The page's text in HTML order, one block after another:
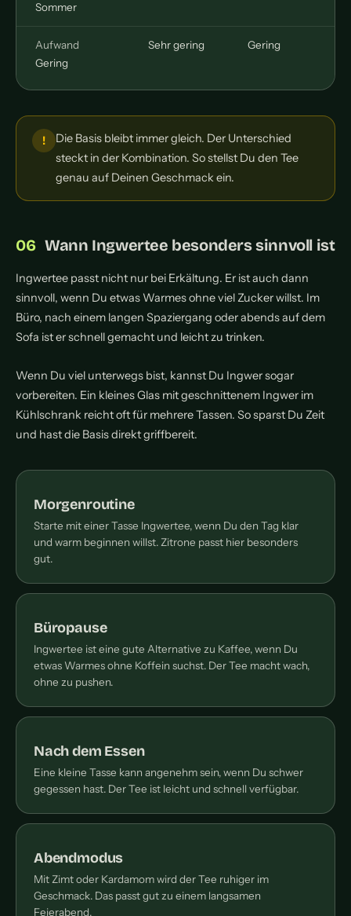
Sommer
Aufwand Sehr gering Gering
Gering
Die Basis bleibt immer gleich. Der Unterschied
steckt in der Kombination. So stellst Du den Tee
genau auf Deinen Geschmack ein.
Wann Ingwertee besonders sinnvoll ist
Ingwertee passt nicht nur bei Erkältung. Er ist auch dann
sinnvoll, wenn Du etwas Warmes ohne viel Zucker willst. Im
Büro, nach einem langen Spaziergang oder abends auf dem
Sofa ist er schnell gemacht und leicht zu trinken.
Wenn Du viel unterwegs bist, kannst Du Ingwer sogar
vorbereiten. Ein kleines Glas mit geschnittenem Ingwer im
Kühlschrank reicht oft für mehrere Tassen. So sparst Du Zeit
und hast die Basis direkt griffbereit.
Morgenroutine
Starte mit einer Tasse Ingwertee, wenn Du den Tag klar
und warm beginnen willst. Zitrone passt hier besonders
gut.
Büropause
Ingwertee ist eine gute Alternative zu Kaffee, wenn Du
etwas Warmes ohne Koffein suchst. Der Tee macht wach,
ohne zu pushen.
Nach dem Essen
Eine kleine Tasse kann angenehm sein, wenn Du schwer
gegessen hast. Der Tee ist leicht und schnell verfügbar.
Abendmodus
Mit Zimt oder Kardamom wird der Tee ruhiger im
Geschmack. Das passt gut zu einem langsamen
Feierabend.